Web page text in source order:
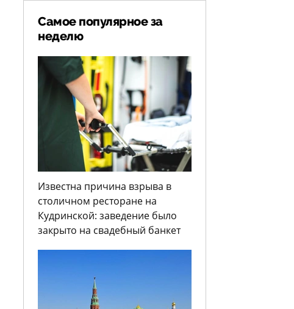
Самое популярное за
неделю
Известна причина взрыва в
столичном ресторане на
Кудринской: заведение было
закрыто на свадебный банкет